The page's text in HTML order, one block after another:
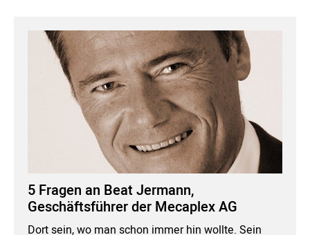
5 Fragen an Beat Jermann,
Geschäftsführer der Mecaplex AG
Dort sein, wo man schon immer hin wollte. Sein